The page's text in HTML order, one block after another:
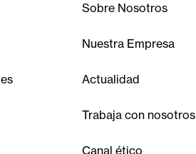
Sobre Nosotros
Nuestra Empresa
Actualidad
Trabaja con nosotros
Canal ético